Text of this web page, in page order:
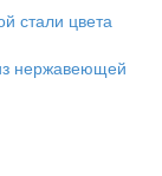
стали цвета
нержавеющей